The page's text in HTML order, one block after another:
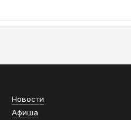
Новости
Афиша